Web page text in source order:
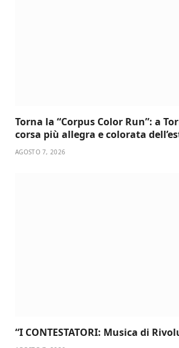
Torna la “Corpus Color Run”: a
corsa più allegra e colorata
AGOSTO 7, 2026
“I CONTESTATORI: Musica di